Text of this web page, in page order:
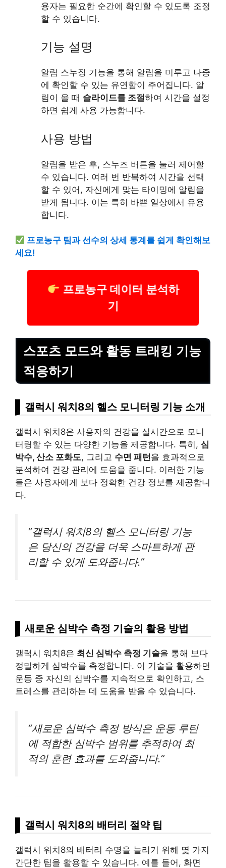
용자는 필요한 순간에 확인할 수 있도록 조정
할 수 있습니다.
기능 설명
알림 스누징 기능을 통해 알림을 미루고 나중
에 확인할 수 있는 유연함이 주어집니다. 알
림이 올 때 슬라이드를 조절하여 시간을 설정
하면 쉽게 사용 가능합니다.
사용 방법
알림을 받은 후, 스누즈 버튼을 눌러 제어할
수 있습니다. 여러 번 반복하여 시간을 선택
할 수 있어, 자신에게 맞는 타이밍에 알림을
받게 됩니다. 이는 특히 바쁜 일상에서 유용
합니다.
프로농구 팀과 선수의 상세 통계를 쉽게 확인해보
세요!
프로농구 데이터 분석하
기
스포츠 모드와 활동 트래킹 기능
적응하기
갤럭시 워치8의 헬스 모니터링 기능 소개
갤럭시 워치8은 사용자의 건강을 실시간으로 모니
터링할 수 있는 다양한 기능을 제공합니다. 특히, 심
박수, 산소 포화도, 그리고 수면 패턴을 효과적으로
분석하여 건강 관리에 도움을 줍니다. 이러한 기능
들은 사용자에게 보다 정확한 건강 정보를 제공합니
다.
“갤럭시 워치8의 헬스 모니터링 기능
은 당신의 건강을 더욱 스마트하게 관
리할 수 있게 도와줍니다.”
새로운 심박수 측정 기술의 활용 방법
갤럭시 워치8은 최신 심박수 측정 기술을 통해 보다
정밀하게 심박수를 측정합니다. 이 기술을 활용하면
운동 중 자신의 심박수를 지속적으로 확인하고, 스
트레스를 관리하는 데 도움을 받을 수 있습니다.
“새로운 심박수 측정 방식은 운동 루틴
에 적합한 심박수 범위를 추적하여 최
적의 훈련 효과를 도와줍니다.”
갤럭시 워치8의 배터리 절약 팁
갤럭시 워치8의 배터리 수명을 늘리기 위해 몇 가지
간단한 팁을 활용할 수 있습니다. 예를 들어, 화면